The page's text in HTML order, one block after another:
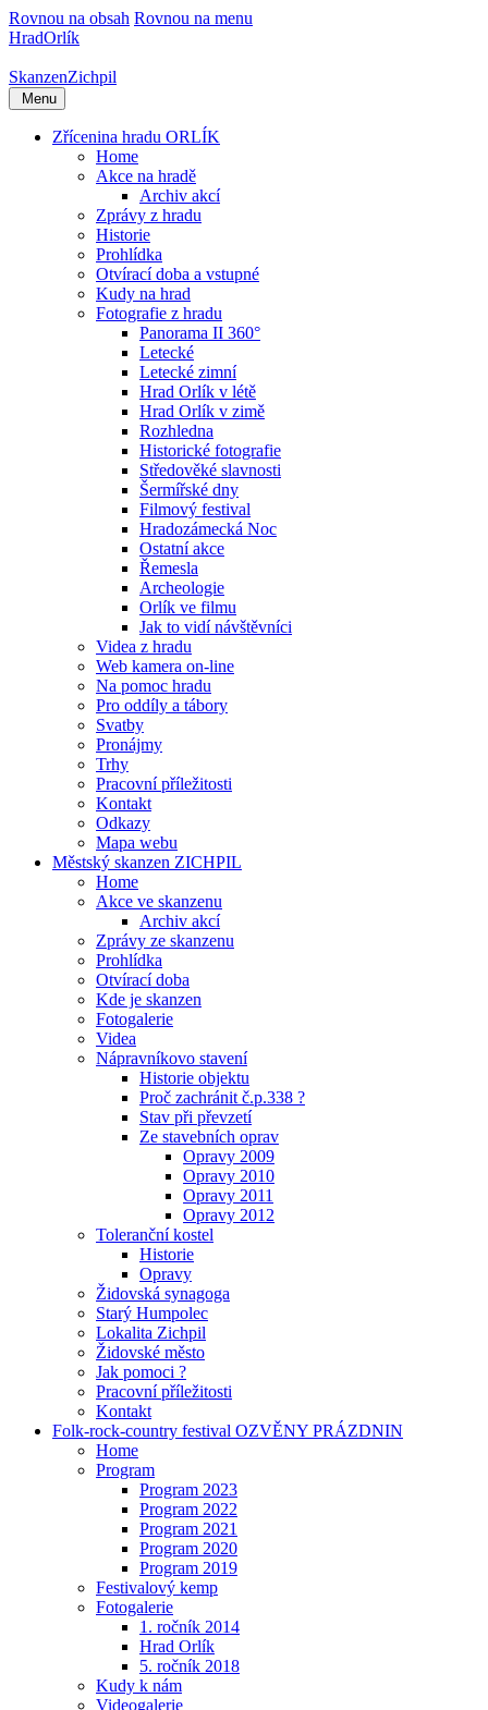
Rovnou na obsah Rovnou na menu
HradOrlík
SkanzenZichpil
Menu
Zřícenina hradu ORLÍK
Home
Akce na hradě
Archiv akcí
Zprávy z hradu
Historie
Prohlídka
Otvírací doba a vstupné
Kudy na hrad
Fotografie z hradu
Panorama II 360°
Letecké
Letecké zimní
Hrad Orlík v létě
Hrad Orlík v zimě
Rozhledna
Historické fotografie
Středověké slavnosti
Šermířské dny
Filmový festival
Hradozámecká Noc
Ostatní akce
Řemesla
Archeologie
Orlík ve filmu
Jak to vidí návštěvníci
Videa z hradu
Web kamera on-line
Na pomoc hradu
Pro oddíly a tábory
Svatby
Pronájmy
Trhy
Pracovní příležitosti
Kontakt
Odkazy
Mapa webu
Městský skanzen ZICHPIL
Home
Akce ve skanzenu
Archiv akcí
Zprávy ze skanzenu
Prohlídka
Otvírací doba
Kde je skanzen
Fotogalerie
Videa
Nápravníkovo stavení
Historie objektu
Proč zachránit č.p.338 ?
Stav při převzetí
Ze stavebních oprav
Opravy 2009
Opravy 2010
Opravy 2011
Opravy 2012
Toleranční kostel
Historie
Opravy
Židovská synagoga
Starý Humpolec
Lokalita Zichpil
Židovské město
Jak pomoci ?
Pracovní příležitosti
Kontakt
Folk-rock-country festival OZVĚNY PRÁZDNIN
Home
Program
Program 2023
Program 2022
Program 2021
Program 2020
Program 2019
Festivalový kemp
Fotogalerie
1. ročník 2014
Hrad Orlík
5. ročník 2018
Kudy k nám
Videogalerie